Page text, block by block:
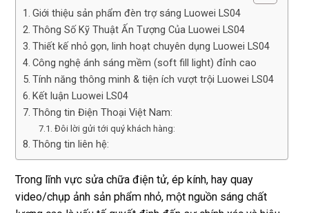
Giới thiệu sản phẩm đèn trợ sáng Luowei LS04
Thông Số Kỹ Thuật Ấn Tượng Của Luowei LS04
Thiết kế nhỏ gọn, linh hoạt chuyên dụng Luowei LS04
Công nghệ ánh sáng mềm (soft fill light) đỉnh cao
Tính năng thông minh & tiện ích vượt trội Luowei LS04
Kết luận Luowei LS04
Thông tin Điện Thoại Việt Nam:
Đôi lời gửi tới quý khách hàng:
Thông tin liên hệ:
Trong lĩnh vực sửa chữa điện tử, ép kính, hay quay
video/chụp ảnh sản phẩm nhỏ, một nguồn sáng chất